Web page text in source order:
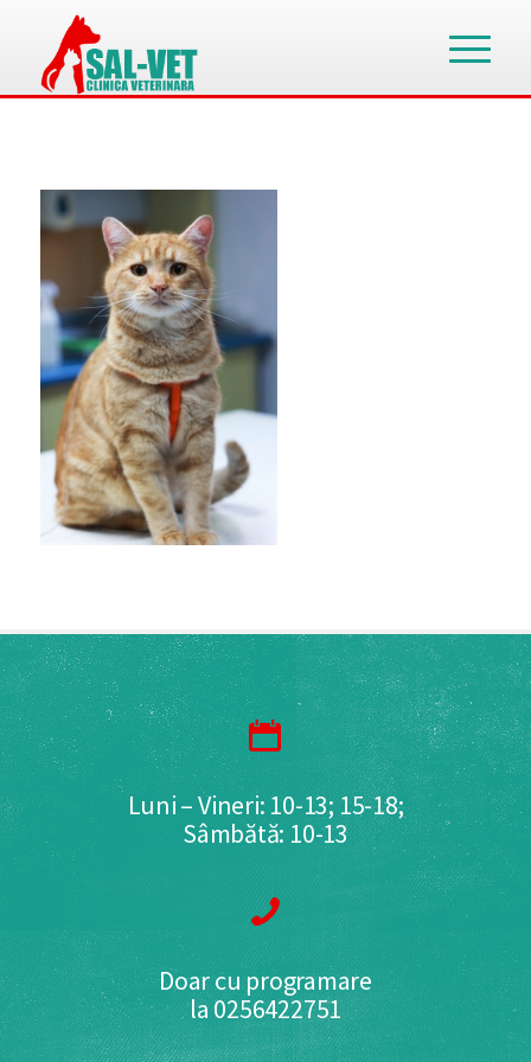
Luni – Vineri: 10-13; 15-18;
Sâmbătă: 10-13
Doar cu programare
la 0256422751